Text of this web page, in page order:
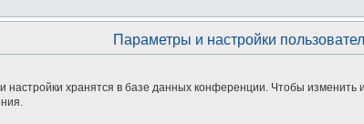
Параметры и настройки
настройки хранятся в базе данных конференции. Чтобы